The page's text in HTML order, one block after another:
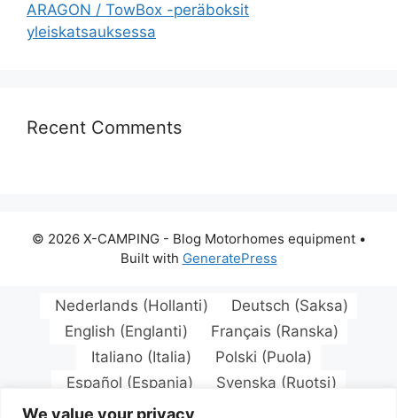
We value your privacy
ARAGON / TowBox -peräboksit
yleiskatsauksessa
Recent Comments
© 2026 X-CAMPING - Blog Motorhomes equipment•
Built with GeneratePress
Nederlands (Hollanti) Deutsch (Saksa)
English (Englanti) Français (Ranska)
Italiano (Italia) Polski (Puola)
Español (Espanja) Svenska (Ruotsi)
Български(Bulgaria